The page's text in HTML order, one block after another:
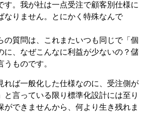
す。我が社は一点受注で顧客別仕様に
なりません。とにかく特殊なんで
の質問は、これまたいつも同じで「個
に、なぜこんなに利益が少ないの？儲
ものです。
れば一般化した仕様なのに、受注側が
と言っている限り標準化設計には至り
ができませんから、何より生き残れま